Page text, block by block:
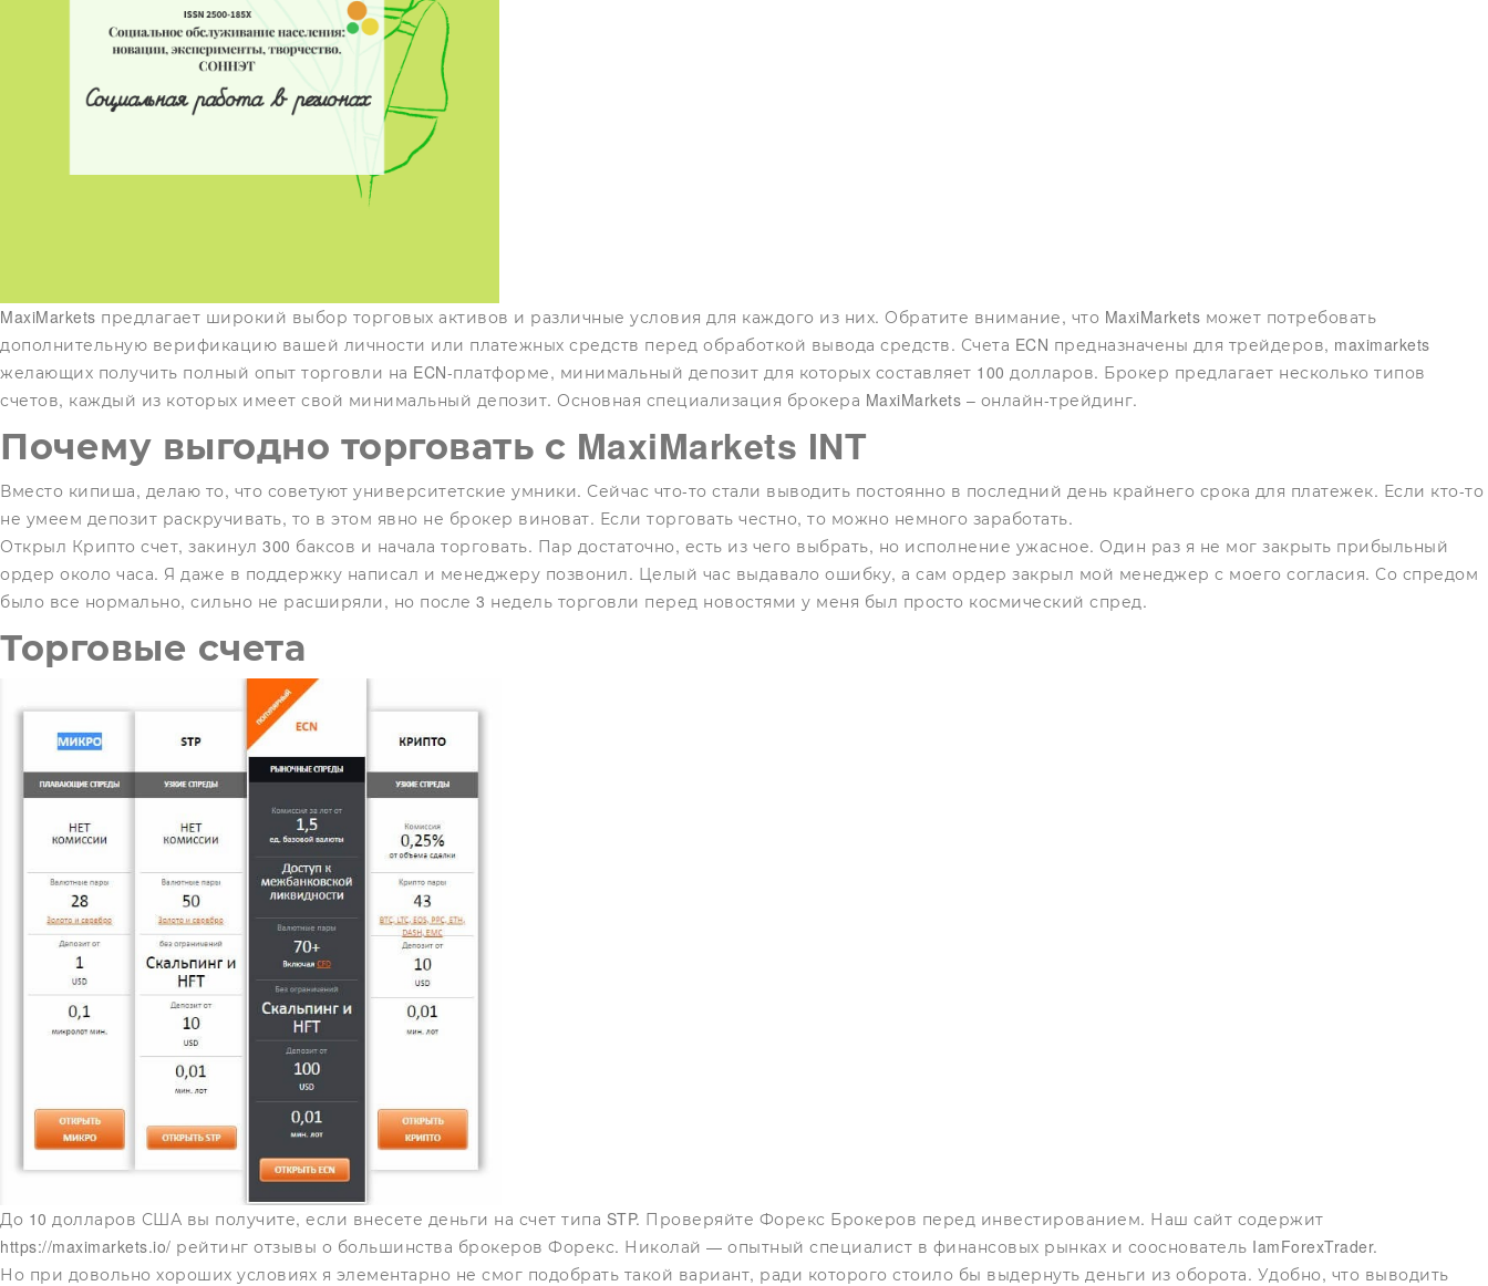
MaxiMarkets предлагает широкий выбор торговых активов и различные условия для каждого из них. Обратите внимание, что MaxiMarkets может потребовать
дополнительную верификацию вашей личности или платежных средств перед обработкой вывода средств. Счета ECN предназначены для трейдеров, maximarkets
желающих получить полный опыт торговли на ECN-платформе, минимальный депозит для которых составляет 100 долларов. Брокер предлагает несколько типов
счетов, каждый из которых имеет свой минимальный депозит. Основная специализация брокера MaxiMarkets – онлайн-трейдинг.
Почему выгодно торговать с MaxiMarkets INT
Вместо кипиша, делаю то, что советуют университетские умники. Сейчас что-то стали выводить постоянно в последний день крайнего срока для платежек. Если кто-то
не умеем депозит раскручивать, то в этом явно не брокер виноват. Если торговать честно, то можно немного заработать.
Открыл Крипто счет, закинул 300 баксов и начала торговать. Пар достаточно, есть из чего выбрать, но исполнение ужасное. Один раз я не мог закрыть прибыльный
ордер около часа. Я даже в поддержку написал и менеджеру позвонил. Целый час выдавало ошибку, а сам ордер закрыл мой менеджер с моего согласия. Со спредом
было все нормально, сильно не расширяли, но после 3 недель торговли перед новостями у меня был просто космический спред.
Торговые счета
До 10 долларов США вы получите, если внесете деньги на счет типа STP. Проверяйте Форекс Брокеров перед инвестированием. Наш сайт содержит
https://maximarkets.io/ рейтинг отзывы о большинства брокеров Форекс. Николай — опытный специалист в финансовых рынках и сооснователь IamForexTrader.
Но при довольно хороших условиях я элементарно не смог подобрать такой вариант, ради которого стоило бы выдернуть деньги из оборота. Удобно, что выводить